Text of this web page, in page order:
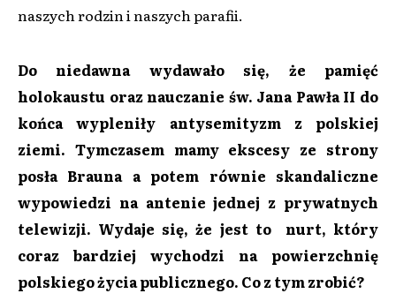
naszych rodzin i naszych parafii.
Do niedawna wydawało się, że pamięć
holokaustu oraz nauczanie św. Jana Pawła II do
końca wypleniły antysemityzm z polskiej
ziemi. Tymczasem mamy ekscesy ze strony
posła Brauna a potem równie skandaliczne
wypowiedzi na antenie jednej z prywatnych
telewizji. Wydaje się, że jest to nurt, który
coraz bardziej wychodzi na powierzchnię
polskiego życia publicznego. Co z tym zrobić?